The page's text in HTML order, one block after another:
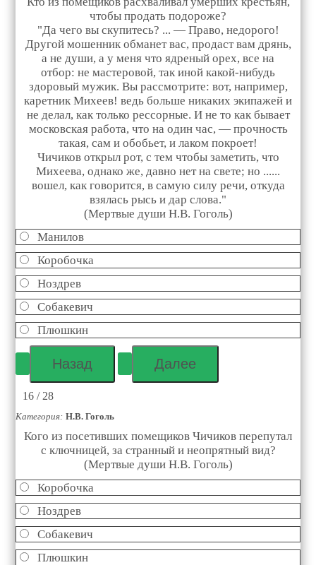
чтобы продать подороже?
"Да чего вы скупитесь? ... — Право, недорого!
Другой мошенник обманет вас, продаст вам дрянь,
а не души, а у меня что ядреный орех, все на
отбор: не мастеровой, так иной какой-нибудь
здоровый мужик. Вы рассмотрите: вот, например,
каретник Михеев! ведь больше никаких экипажей и
не делал, как только рессорные. И не то как бывает
московская работа, что на один час, — прочность
такая, сам и обобьет, и лаком покроет!
Чичиков открыл рот, с тем чтобы заметить, что
Михеева, однако же, давно нет на свете; но ......
вошел, как говорится, в самую силу речи, откуда
взялась рысь и дар слова."
(Мертвые души Н.В. Гоголь)
Манилов
Коробочка
Ноздрев
Собакевич
Плюшкин
16 / 28
Категория: Н.В. Гоголь
Кого из посетивших помещиков Чичиков перепутал
с ключницей, за странный и неопрятный вид?
(Мертвые души Н.В. Гоголь)
Коробочка
Ноздрев
Собакевич
Плюшкин